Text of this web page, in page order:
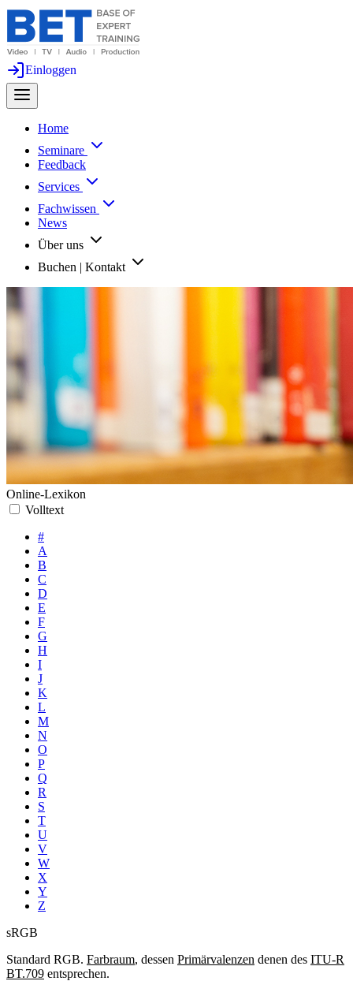
Einloggen
Home
Seminare
Feedback
Services
Fachwissen
News
Über uns
Buchen | Kontakt
Online-Lexikon
Volltext
#
A
B
C
D
E
F
G
H
I
J
K
L
M
N
O
P
Q
R
S
T
U
V
W
X
Y
Z
sRGB
Standard RGB. Farbraum, dessen Primärvalenzen denen des ITU-R
BT.709 entsprechen.